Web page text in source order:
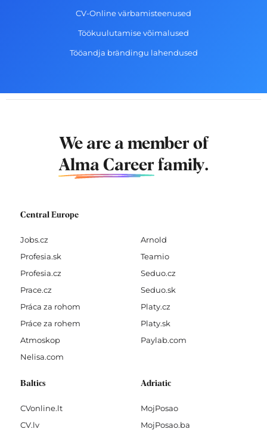
CV-Online värbamisteenused
Töökuulutamise võimalused
Tööandja brändingu lahendused
We are a member of
Alma Career family.
Central Europe
Jobs.cz
Profesia.sk
Profesia.cz
Prace.cz
Práca za rohom
Práce za rohem
Atmoskop
Nelisa.com
Arnold
Teamio
Seduo.cz
Seduo.sk
Platy.cz
Platy.sk
Paylab.com
Baltics
CVonline.lt
CV.lv
Adriatic
MojPosao
MojPosao.ba